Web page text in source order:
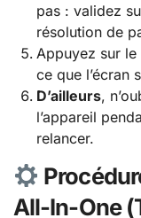
pas : validez
résolution de
Appuyez sur
ce que l’écran
D’ailleurs,
l’appareil
relancer.
All-In-One